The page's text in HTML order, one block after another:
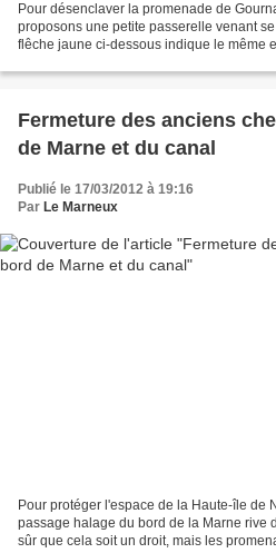
Pour désenclaver la promenade de
proposons une petite passerelle venant
flêche jaune ci-dessous indique le même
Fermeture des anciens
de Marne et du canal
Publié le 17/03/2012 à 19:16
Par Le Marneux
Pour protéger l'espace de la Haute-île de
passage halage du bord de la Marne rive
sûr que cela soit un droit, mais les